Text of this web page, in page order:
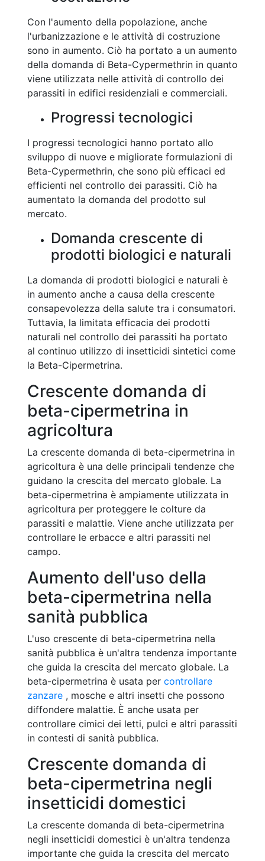
Con l'aumento della popolazione, anche
l'urbanizzazione e le attività di costruzione
sono in aumento. Ciò ha portato a un aumento
della domanda di Beta-Cypermethrin in quanto
viene utilizzata nelle attività di controllo dei
parassiti in edifici residenziali e commerciali.
Progressi tecnologici
I progressi tecnologici hanno portato allo
sviluppo di nuove e migliorate formulazioni di
Beta-Cypermethrin, che sono più efficaci ed
efficienti nel controllo dei parassiti. Ciò ha
aumentato la domanda del prodotto sul
mercato.
Domanda crescente di
prodotti biologici e naturali
La domanda di prodotti biologici e naturali è
in aumento anche a causa della crescente
consapevolezza della salute tra i consumatori.
Tuttavia, la limitata efficacia dei prodotti
naturali nel controllo dei parassiti ha portato
al continuo utilizzo di insetticidi sintetici come
la Beta-Cipermetrina.
Crescente domanda di
beta-cipermetrina in
agricoltura
La crescente domanda di beta-cipermetrina in
agricoltura è una delle principali tendenze che
guidano la crescita del mercato globale. La
beta-cipermetrina è ampiamente utilizzata in
agricoltura per proteggere le colture da
parassiti e malattie. Viene anche utilizzata per
controllare le erbacce e altri parassiti nel
campo.
Aumento dell'uso della
beta-cipermetrina nella
sanità pubblica
L'uso crescente di beta-cipermetrina nella
sanità pubblica è un'altra tendenza importante
che guida la crescita del mercato globale. La
beta-cipermetrina è usata per controllare
zanzare , mosche e altri insetti che possono
diffondere malattie. È anche usata per
controllare cimici dei letti, pulci e altri parassiti
in contesti di sanità pubblica.
Crescente domanda di
beta-cipermetrina negli
insetticidi domestici
La crescente domanda di beta-cipermetrina
negli insetticidi domestici è un'altra tendenza
importante che guida la crescita del mercato